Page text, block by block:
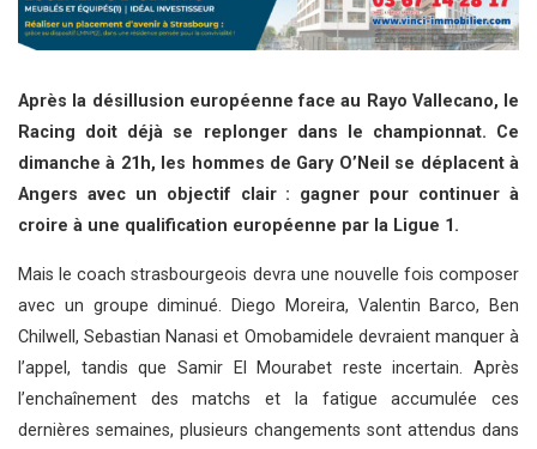
Après la désillusion européenne face au Rayo Vallecano, le
Racing doit déjà se replonger dans le championnat. Ce
dimanche à 21h, les hommes de Gary O’Neil se déplacent à
Angers avec un objectif clair : gagner pour continuer à
croire à une qualification européenne par la Ligue 1.
Mais le coach strasbourgeois devra une nouvelle fois composer
avec un groupe diminué. Diego Moreira, Valentin Barco, Ben
Chilwell, Sebastian Nanasi et Omobamidele devraient manquer à
l’appel, tandis que Samir El Mourabet reste incertain. Après
l’enchaînement des matchs et la fatigue accumulée ces
dernières semaines, plusieurs changements sont attendus dans